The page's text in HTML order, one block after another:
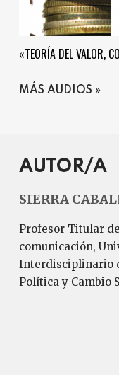
«TEORÍA DEL VALOR,
MÁS AUDIOS
AUTOR/A
SIERRA
Profesor Titular
comunicación,
Interdisciplinario
Política y Cambio